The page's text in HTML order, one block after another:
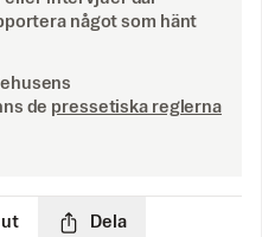
något som hänt
de pressetiska reglerna
ut Dela